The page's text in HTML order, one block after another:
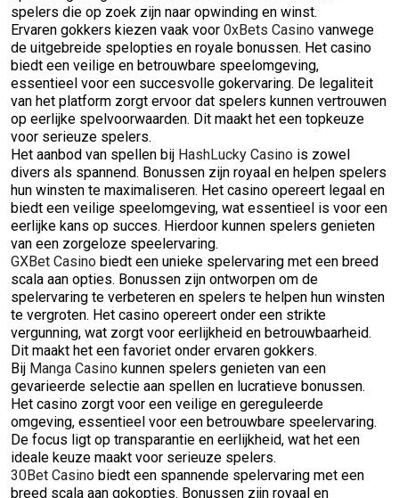
spelers die op zoek zijn naar opwinding en winst.
Ervaren gokkers kiezen vaak voor 0xBets Casino vanwege
de uitgebreide spelopties en royale bonussen. Het casino
biedt een veilige en betrouwbare speelomgeving,
essentieel voor een succesvolle gokervaring. De legaliteit
van het platform zorgt ervoor dat spelers kunnen vertrouwen
op eerlijke spelvoorwaarden. Dit maakt het een topkeuze
voor serieuze spelers.
Het aanbod van spellen bij HashLucky Casino is zowel
divers als spannend. Bonussen zijn royaal en helpen spelers
hun winsten te maximaliseren. Het casino opereert legaal en
biedt een veilige speelomgeving, wat essentieel is voor een
eerlijke kans op succes. Hierdoor kunnen spelers genieten
van een zorgeloze speelervaring.
GXBet Casino biedt een unieke spelervaring met een breed
scala aan opties. Bonussen zijn ontworpen om de
spelervaring te verbeteren en spelers te helpen hun winsten
te vergroten. Het casino opereert onder een strikte
vergunning, wat zorgt voor eerlijkheid en betrouwbaarheid.
Dit maakt het een favoriet onder ervaren gokkers.
Bij Manga Casino kunnen spelers genieten van een
gevarieerde selectie aan spellen en lucratieve bonussen.
Het casino zorgt voor een veilige en gereguleerde
omgeving, essentieel voor een betrouwbare speelervaring.
De focus ligt op transparantie en eerlijkheid, wat het een
ideale keuze maakt voor serieuze spelers.
30Bet Casino biedt een spannende spelervaring met een
breed scala aan gokopties. Bonussen zijn royaal en